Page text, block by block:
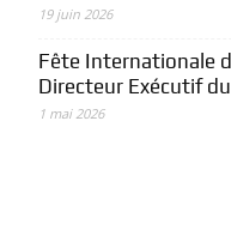
19 juin 2026
Fête Internationale
Directeur Exécutif du
1 mai 2026